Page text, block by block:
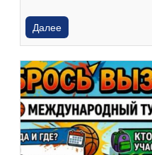
Далее